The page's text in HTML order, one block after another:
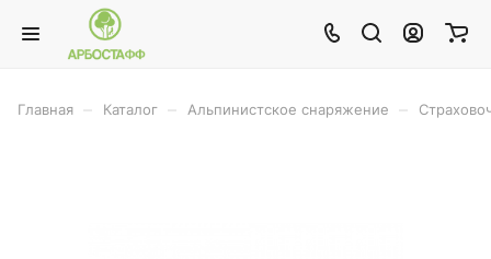
Главная Каталог Альпинистское снаряжение